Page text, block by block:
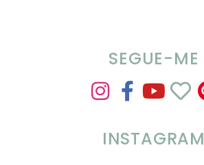
SEGUE-ME
INSTAGRAM